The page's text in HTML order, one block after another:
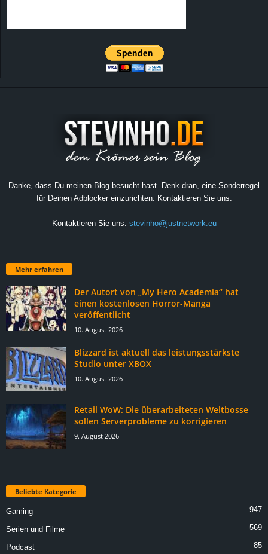
Danke, dass Du meinen Blog besucht hast. Denk dran, eine Sonderregel
für Deinen Adblocker einzurichten. Kontaktieren Sie uns:
Kontaktieren Sie uns: stevinho@justnetwork.eu
Mehr erfahren
Der Autort von „My Hero Academia“ hat
einen kostenlosen Horror-Manga
veröffentlicht
10. August 2026
Blizzard ist aktuell das leistungsstärkste
Studio unter XBOX
10. August 2026
Retail WoW: Die überarbeiteten Weltbosse
sollen Serverprobleme zu korrigieren
9. August 2026
Beliebte Kategorie
Gaming 947
Serien und Filme 569
Podcast 85